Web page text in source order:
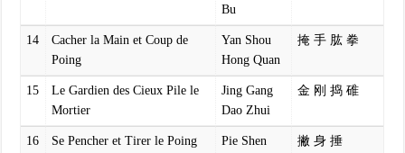
Bu
14
Cacher la Main et Coup de
Poing
Yan Shou
Hong Quan
掩 手 肱 拳
15
Le Gardien des Cieux Pile le
Mortier
Jing Gang
Dao Zhui
金 刚 捣 碓
16 Se Pencher et Tirer le Poing
Pie Shen
撇 身 捶